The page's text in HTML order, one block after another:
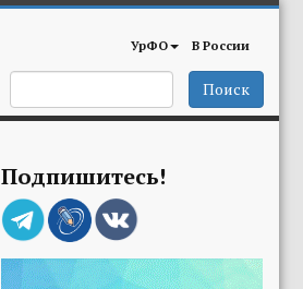
УрФО В России
Поиск
Подпишитесь!